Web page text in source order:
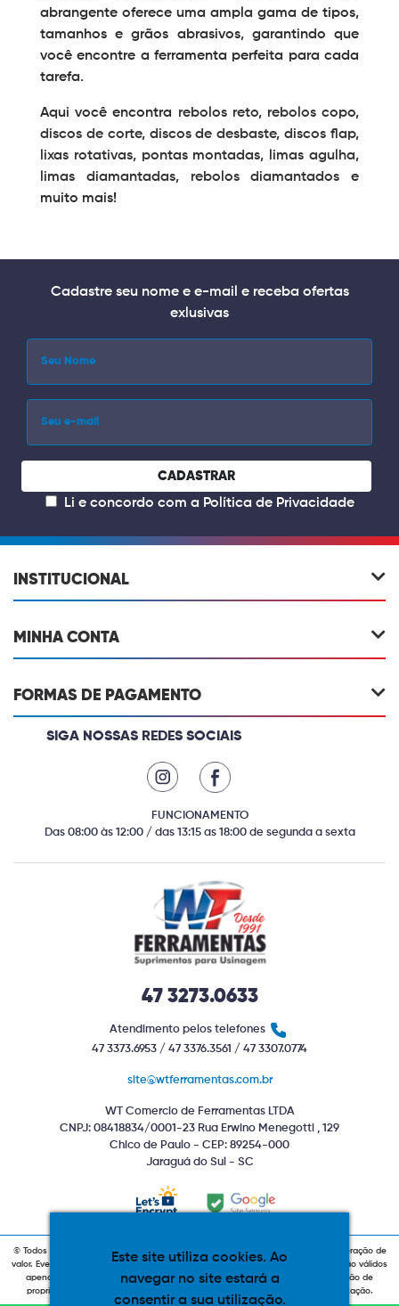
abrangente oferece uma ampla gama de tipos,
tamanhos e grãos abrasivos, garantindo que
você encontre a ferramenta perfeita para cada
tarefa.
Aqui você encontra rebolos reto, rebolos copo,
discos de corte, discos de desbaste,discos flap,
lixas rotativas, pontas montadas, limas agulha,
limas diamantadas, rebolos diamantados e
muito mais!
Cadastre seu nome e e-mail e receba ofertas
exlusivas
CADASTRAR
Li e concordo com a Política de Privacidade
INSTITUCIONAL
MINHA CONTA
FORMAS DE PAGAMENTO
SIGA NOSSAS REDES SOCIAIS
FUNCIONAMENTO
Das 08:00 às 12:00 / das 13:15 as 18:00 de segunda a sexta
47 3273.0633
Atendimento pelos telefones
47 3373.6953 / 47 3376.3561 / 47 3307.0774
site@wtferramentas.com.br
WT Comercio de Ferramentas LTDA
CNPJ: 08418834/0001-23 Rua Erwino Menegotti , 129
Chico de Paulo - CEP: 89254-000
Jaraguá do Sul - SC
© Todos os direitos reservados. Produtos com estoque indiponível sujeitos a alteração de
valor. Eventuais promoções, descontos e prazos de pagamento expostos aqui são válidos
apenas para compras via internet. As fotos, textos e layout aqui veiculados são de
propriedade da Loja. É proibida a utilização total ou parcial sem nossa autorização.
Este site utiliza cookies. Ao
navegar no site estará a
consentir a sua utilização.